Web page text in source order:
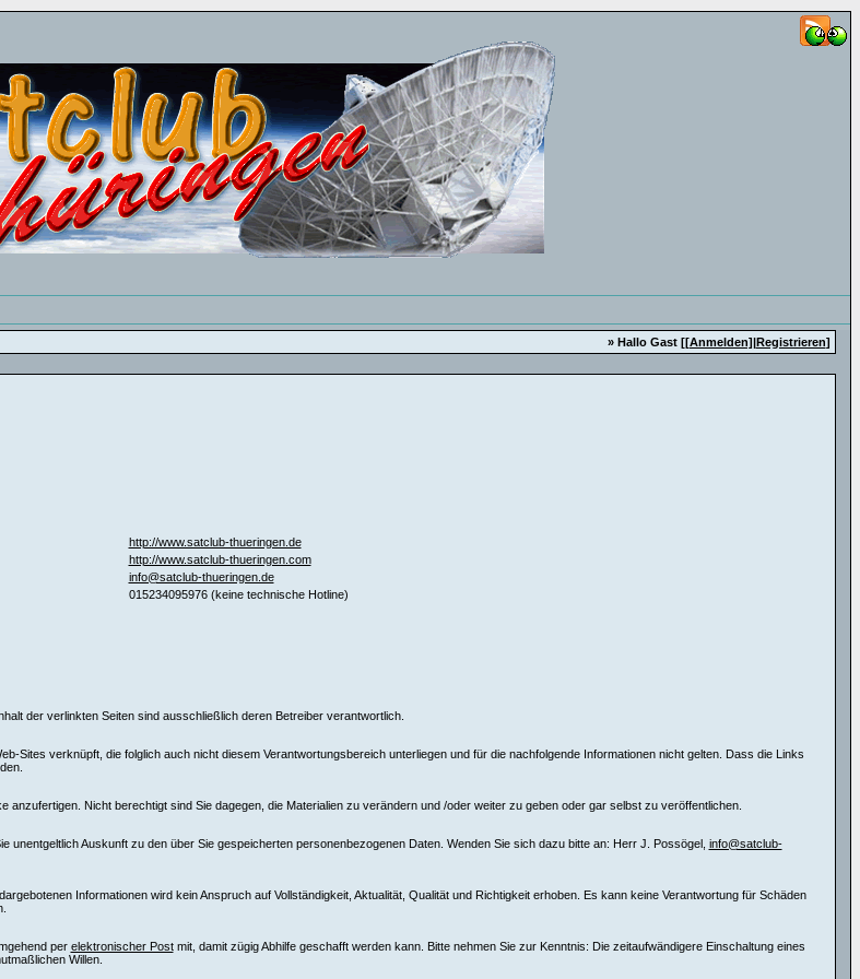
» Hallo Gast [[Anmelden]|Registrieren]
http://www.satclub-thueringen.de
http://www.satclub-thueringen.com
info@satclub-thueringen.de
015234095976 (keine technische Hotline)
der verlinkten Seiten sind ausschließlich deren Betreiber verantwortlich.
Sites verknüpft, die folglich auch nicht diesem Verantwortungsbereich unterliegen und für die nachfolgende Informationen nicht gelten. Dass die Links
Nicht berechtigt sind Sie dagegen, die Materialien zu verändern und /oder weiter zu geben oder gar selbst zu veröffentlichen.
Auskunft zu den über Sie gespeicherten personenbezogenen Daten. Wenden Sie sich dazu bitte an: Herr J. Possögel, info@satclub-
Informationen wird kein Anspruch auf Vollständigkeit, Aktualität, Qualität und Richtigkeit erhoben. Es kann keine Verantwortung für Schäden
per elektronischer Postmit, damit zügig Abhilfe geschafft werden kann. Bitte nehmen Sie zur Kenntnis: Die zeitaufwändigere Einschaltung eines
Willen.